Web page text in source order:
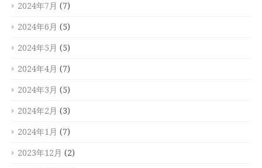
2024年7月 (7)
2024年6月 (5)
2024年5月 (5)
2024年4月 (7)
2024年3月 (5)
2024年2月 (3)
2024年1月 (7)
2023年12月 (2)